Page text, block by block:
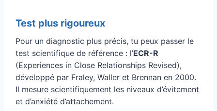
Test plus rigoureux
Pour un diagnostic plus précis, tu peux passer le
test scientifique de référence : l’ECR-R
(Experiences in Close Relationships Revised),
développé par Fraley, Waller et Brennan en 2000.
Il mesure scientifiquement les niveaux d’évitement
et d’anxiété d’attachement.